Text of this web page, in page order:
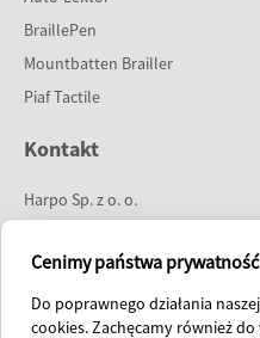
BraillePen
Mountbatten Brailler
Piaf Tactile
Kontakt
Harpo Sp. z o. o.
61-737 Poznań
tel:61 853 14 25
e-mail:info@harpo.com.pl
Cenimy państwa prywatność
Do poprawnego działania
cookies. Zachęcamy również